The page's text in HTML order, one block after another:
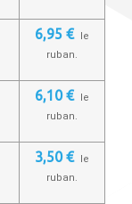
6,95 € le
ruban.
6,10 € le
ruban.
3,50 € le
ruban.